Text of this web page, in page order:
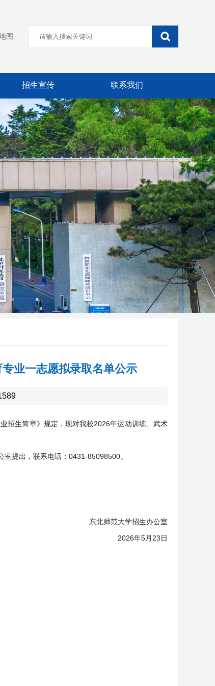
图
招生宣传 联系我们
业一志愿拟录取名单公示
招生简章》规定，现对我校2026年运动训练、武术
提出，联系电话：0431-85098500。
东北师范大学招生办公室
2026年5月23日